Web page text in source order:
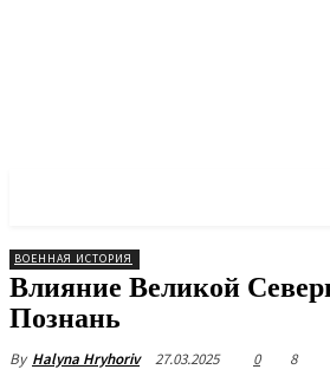
ВОЕННАЯ ИСТОРИЯ
Влияние Великой
Познань
By Halyna Hryhoriv 27.03.2025 0 8